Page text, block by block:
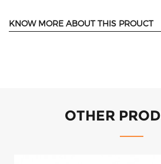
KNOW MORE ABOUT THIS PROUCT
OTHER